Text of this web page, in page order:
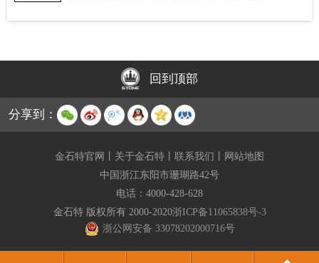
回到顶部
分享到：
金石特官网 关于金石特 联系我们
网站地图
中国浙江东阳市珊瑚路42号
电话： 4000-428-628
金石特 版权所有 2000-2020浙ICP备11065838号-3
浙公网安备 33078202000716号